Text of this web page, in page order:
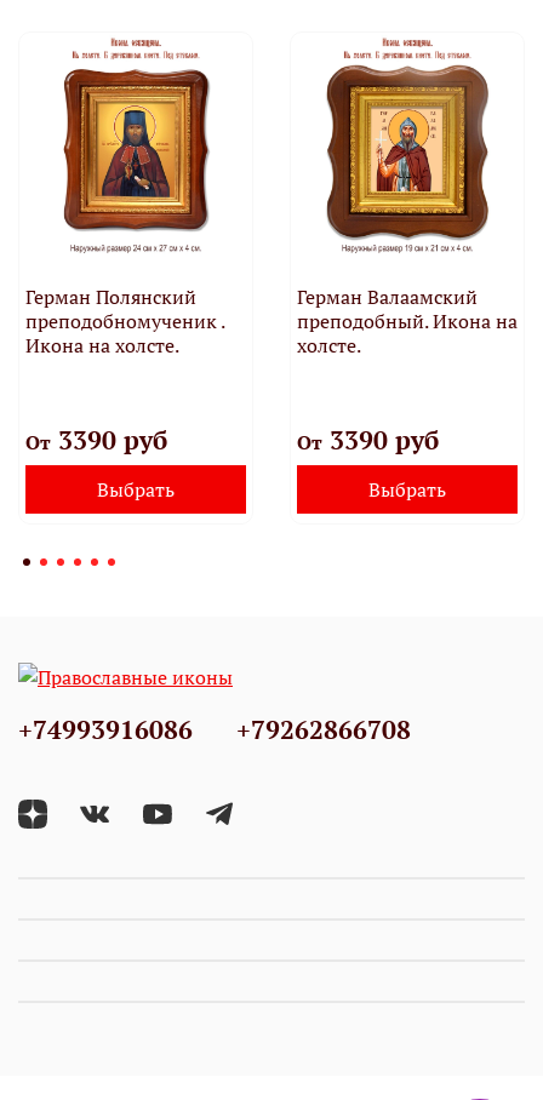
Герман Полянский
преподобномученик .
Икона на холсте.
От3390 руб
Выбрать
Герман Валаамский
преподобный. Икона на
холсте.
От3390 руб
Выбрать
+74993916086 +79262866708